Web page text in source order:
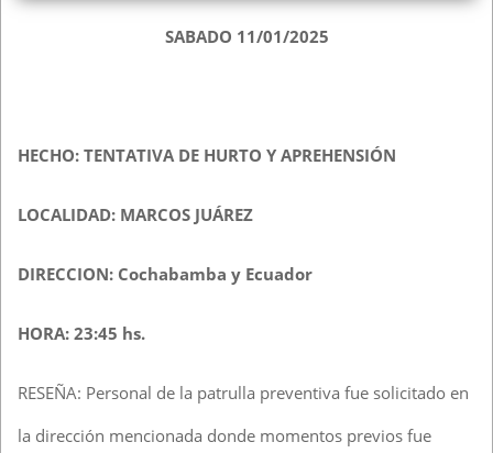
SABADO 11/01/2025
HECHO: TENTATIVA DE HURTO Y APREHENSIÓN
LOCALIDAD: MARCOS JUÁREZ
DIRECCION: Cochabamba y Ecuador
HORA: 23:45 hs.
RESEÑA: Personal de la patrulla preventiva fue solicitado en
la dirección mencionada donde momentos previos fue